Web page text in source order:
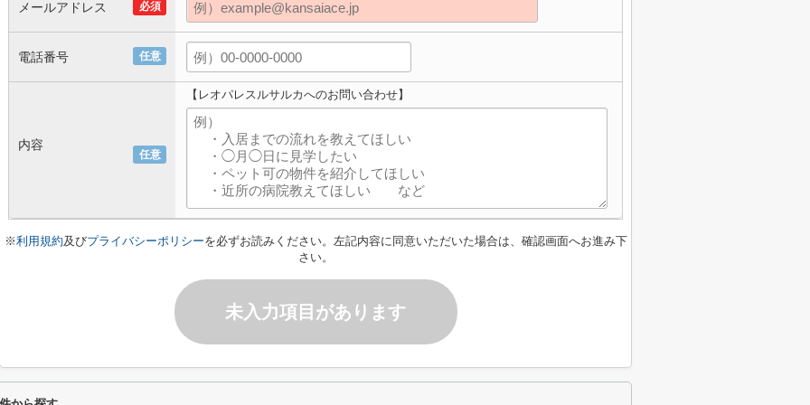
必須
メールアドレス
任意
電話番号
任意
内容
【レオパレスルサルカへのお問い合わせ】
※利用規約及びプライバシーポリシーを必ずお読みください。左記内容に同意いただいた場合は、確認画面へお進み下
さい。
未入力項目があります